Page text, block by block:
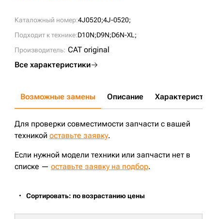
Каталожный номер:4J0520;4J-0520;
Подходит к технике:D10N;D9N;D6N-XL;
Производитель: CAT original
Все характеристики
Возможные замены Описание Характеристики
Для проверки совместимости запчасти с вашей
техникой оставьте заявку.
Если нужной модели техники или запчасти нет в
списке — оставьте заявку на подбор.
Сортировать: по возрастанию цены